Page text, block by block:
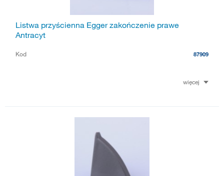
Listwa przyścienna Egger zakończenie prawe
Antracyt
Kod 87909
więcej